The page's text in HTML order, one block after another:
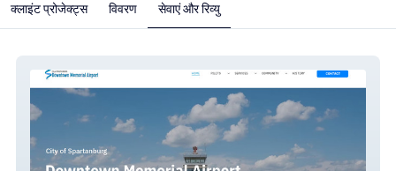
क्लाइंट प्रोजेक्ट्स विवरण सेवाएं और रिव्यु